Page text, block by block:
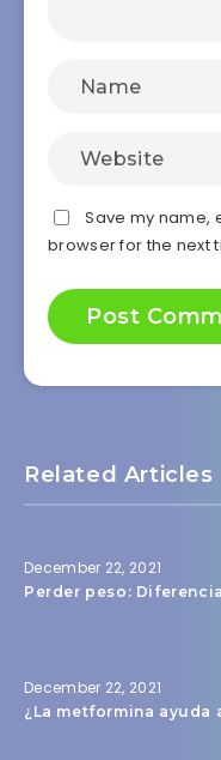
Save my name,
browser for the next
Related Articles
December 22, 2021
Perder peso:
December 22, 2021
¿La metformina ayuda